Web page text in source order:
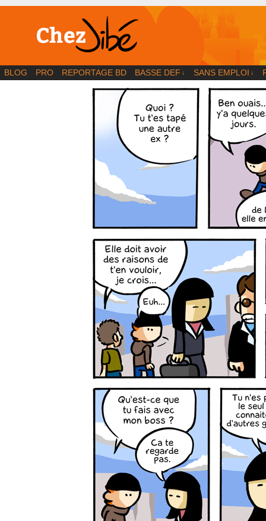
BD | Illustration | Blog
BLOG PRO REPORTAGE BD BASSE DEF ↓ SANS EMPLOI ↓